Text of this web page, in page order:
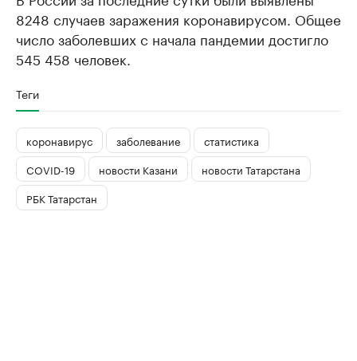
8248 случаев заражения коронавирусом. Общее
число заболевших с начала пандемии достигло
545 458 человек.
Теги
коронавирус заболевание
статистика
COVID-19
новости Казани
новости Татарстана
РБК Татарстан